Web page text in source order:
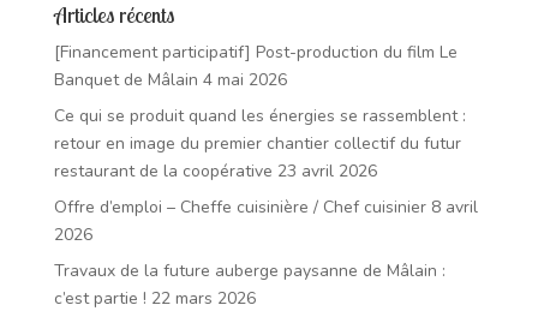
Articles récents
[Financement participatif] Post-production du film Le
Banquet de Mâlain 4 mai 2026
Ce qui se produit quand les énergies se rassemblent :
retour en image du premier chantier collectif du futur
restaurant de la coopérative 23 avril 2026
Offre d’emploi – Cheffe cuisinière / Chef cuisinier 8 avril
2026
Travaux de la future auberge paysanne de Mâlain :
c’est partie ! 22 mars 2026